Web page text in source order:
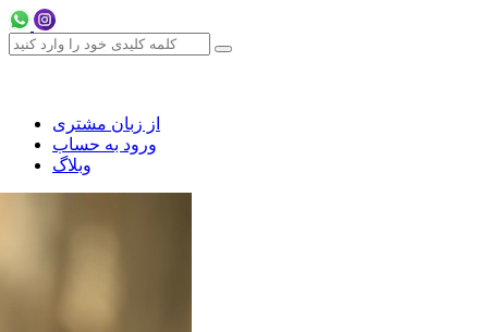
از زبان مشتری
ورود به حساب
وبلاگ